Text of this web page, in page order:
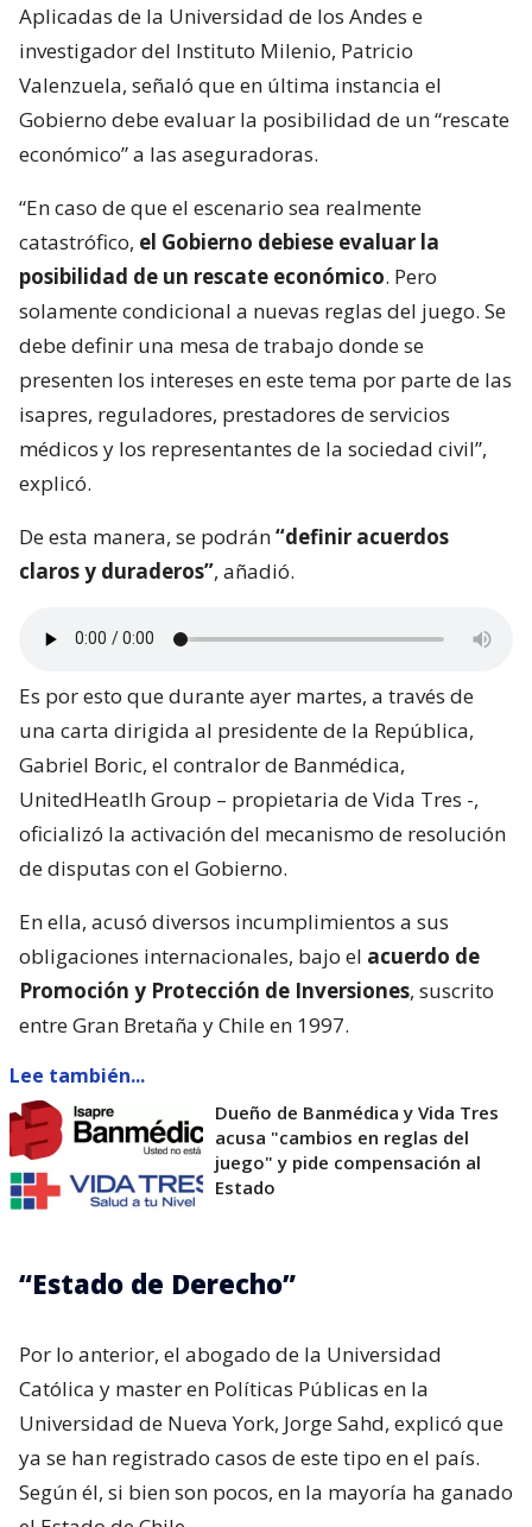
Aplicadas de la Universidad de los Andes e
investigador del Instituto Milenio, Patricio
Valenzuela, señaló que en última instancia el
Gobierno debe evaluar la posibilidad de un “rescate
económico” a las aseguradoras.
“En caso de que el escenario sea realmente
catastrófico, el Gobierno debiese evaluar la
posibilidad de un rescate económico. Pero
solamente condicional a nuevas reglas del juego. Se
debe definir una mesa de trabajo donde se
presenten los intereses en este tema por parte de las
isapres, reguladores, prestadores de servicios
médicos y los representantes de la sociedad civil”,
explicó.
De esta manera, se podrán“definir acuerdos
claros y duraderos”, añadió.
Es por esto que durante ayer martes, a través de
una carta dirigida al presidente de la República,
Gabriel Boric, el contralor de Banmédica,
UnitedHeatlh Group – propietaria de Vida Tres -,
oficializó la activación del mecanismo de resolución
de disputas con el Gobierno.
En ella, acusó diversos incumplimientos a sus
obligaciones internacionales, bajo el acuerdo de
Promoción y Protección de Inversiones, suscrito
entre Gran Bretaña y Chile en 1997.
Lee también...
Dueño de Banmédica y Vida Tres
acusa "cambios en reglas del
juego" y pide compensación al
Estado
“Estado de Derecho”
Por lo anterior, el abogado de la Universidad
Católica y master en Políticas Públicas en la
Universidad de Nueva York, Jorge Sahd, explicó que
ya se han registrado casos de este tipo en el país.
Según él, si bien son pocos, en la mayoría ha ganado